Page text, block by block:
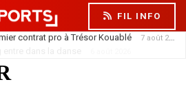
FIL INFO
entre dans la danse 6 août 2026